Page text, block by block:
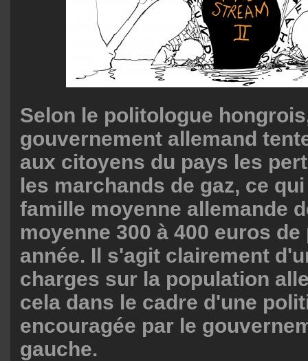
Selon le politologue
gouvernement allemand
aux citoyens du pays les
les marchands de gaz, ce
famille moyenne allemande
moyenne 300 à 400 euros
année. Il s'agit clairement
charges sur la population
cela dans le cadre d'une
encouragée par le
gauche.